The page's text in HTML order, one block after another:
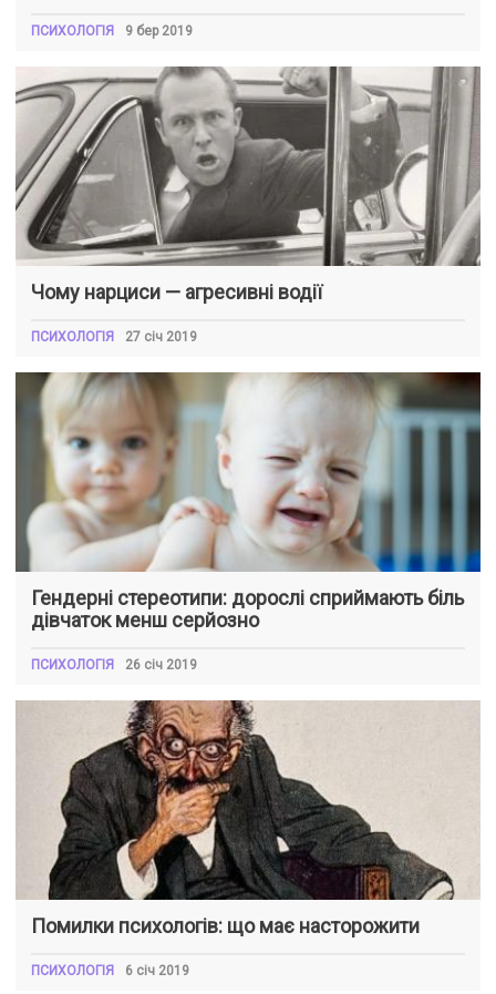
ПСИХОЛОГІЯ 9 бер 2019
Чому нарциси — агресивні водії
ПСИХОЛОГІЯ 27 січ 2019
Гендерні стереотипи: дорослі сприймають біль
дівчаток менш серйозно
ПСИХОЛОГІЯ 26 січ 2019
Помилки психологів: що має насторожити
ПСИХОЛОГІЯ 6 січ 2019